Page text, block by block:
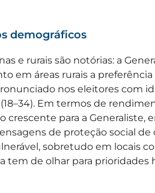
demográficos
e rurais são notórias: a
em áreas rurais a
nos eleitores com
Em termos de
crescente para a
de proteção social
sobretudo em locais
tem de olhar para prioridades